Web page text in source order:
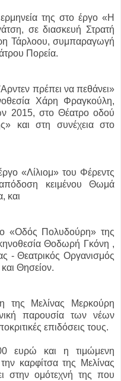
της στο έργο «Η
σε διασκευή Στρατή
Τάρλοου, συμπαραγωγή
Πορεία.
πρέπει να πεθάνει»
Χάρη Φραγκούλη,
2015, στο Θέατρο οδού
και στη συνέχεια στο
«Λίλιομ» του Φέρεντς
κειμένου Θωμά
και
«Οδός Πολυδούρη» της
Θοδωρή Γκόνη ,
Θεατρικός Οργανισμός
Θησείον.
της Μελίνας Μερκούρη
παρουσία των νέων
επιδόσεις τους.
ευρώ και η τιμώμενη
καρφίτσα της Μελίνας
στην ομότεχνή της που